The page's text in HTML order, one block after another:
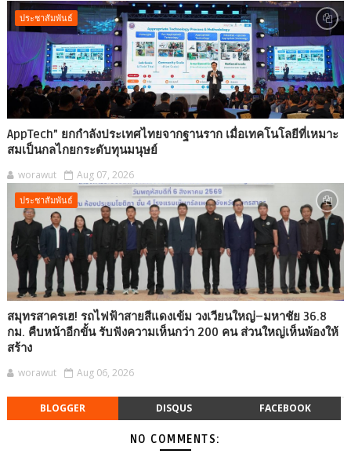
ประชาสัมพันธ์
AppTech”​ ยกกำลังประเทศไทยจากฐานราก เมื่อเทคโนโลยีที่เหมาะ
สมเป็นกลไกยกระดับทุนมนุษย์
worawut Aug 07, 2026
ประชาสัมพันธ์
สมุทรสาครเฮ! รถไฟฟ้าสายสีแดงเข้ม วงเวียนใหญ่–มหาชัย 36.8
กม. คืบหน้าอีกขั้น รับฟังความเห็นกว่า 200 คน ส่วนใหญ่เห็นพ้องให้
สร้าง
worawut Aug 06, 2026
BLOGGER DISQUS FACEBOOK
NO COMMENTS: